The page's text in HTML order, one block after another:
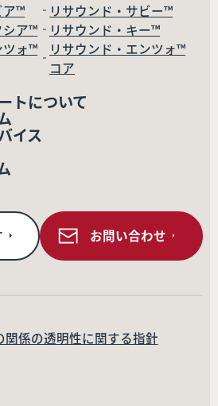
ア™
リサウンド・サビー™
シア™
リサウンド・キー™
ツォ™
リサウンド・エンツォ™
コア
トについて
イス
お問い合わせ
関係の透明性に関する指針